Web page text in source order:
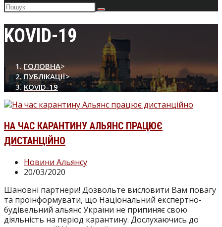
Пошук
на
сайті
KOVID-19
ГОЛОВНА>
ПУБЛІКАЦІЇ>
KOVID-19
НА ЧАС КАРАНТИНУ АЛЬЯНС ПРАЦЮЄ
ДИСТАНЦІЙНО
Категорія
запису:
Новини Альянсу
Запис
20/03/2020
Шановні партнери! Дозвольте висловити Вам повагу
та проінформувати, що Національний експертно-
будівельний альянс України не припиняє свою
діяльність на період карантину. Дослухаючись до